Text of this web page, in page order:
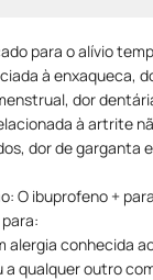
para o alívio
à enxaqueca,
dor
à artrite
dor de garganta
O ibuprofeno +
alergia conhecida
a qualquer outro